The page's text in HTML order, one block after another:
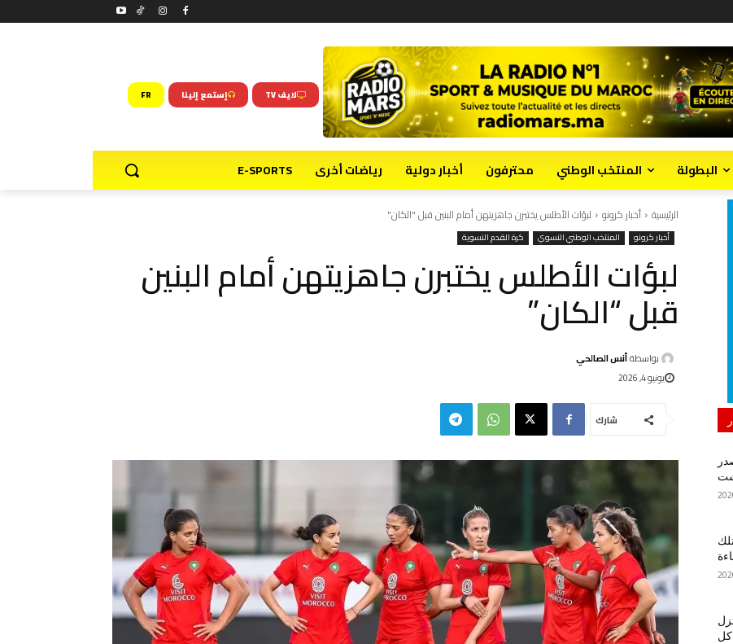
لايف TV إستمع إلينا FR
البطولة المنتخب الوطني محترفون أخبار دولية رياضات أخرى E-SPORTS
الرئيسية أخبار كرونو لبؤات الأطلس يختبرن جاهزيتهن أمام البنين قبل "الكان"
أخبار كرونو المنتخب الوطني النسوي كرة القدم النسوية
لبؤات الأطلس يختبرن جاهزيتهن أمام البنين
قبل “الكان”
بواسطةأنس الصالحي
يونيو 4, 2026
شارك